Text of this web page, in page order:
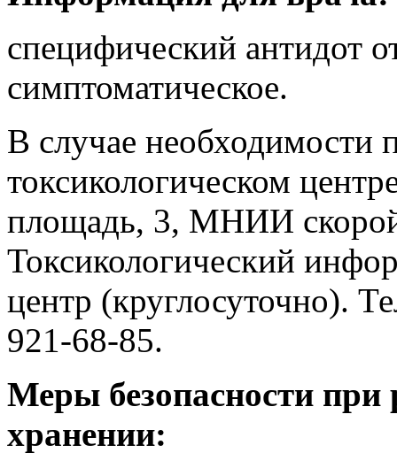
специфический антидот
симптоматическое.
В случае необходимости
токсикологическом
площадь, 3, МНИИ
Токсикологический
центр (круглосуточно).
921-68-85.
Меры безопасности при
хранении: